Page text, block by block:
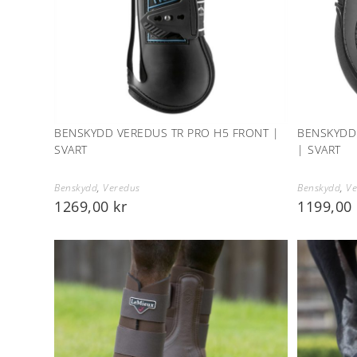
BENSKYDD VEREDUS TR PRO H5 FRONT |
SVART
Benskydd, Veredus
1269,00 kr
| SVART
Benskydd,
1199,00